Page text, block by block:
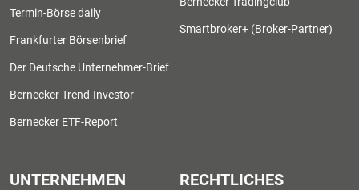
Termin-Börse daily
Frankfurter Börsenbrief
Der Deutsche Unternehmer-Brief
Bernecker Trend-Investor
Bernecker ETF-Report
Smartbroker+ (Broker-Partner)
UNTERNEHMEN RECHTLICHES